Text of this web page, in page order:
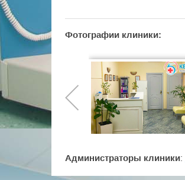
Фотографии клиники:
Администраторы клиники: